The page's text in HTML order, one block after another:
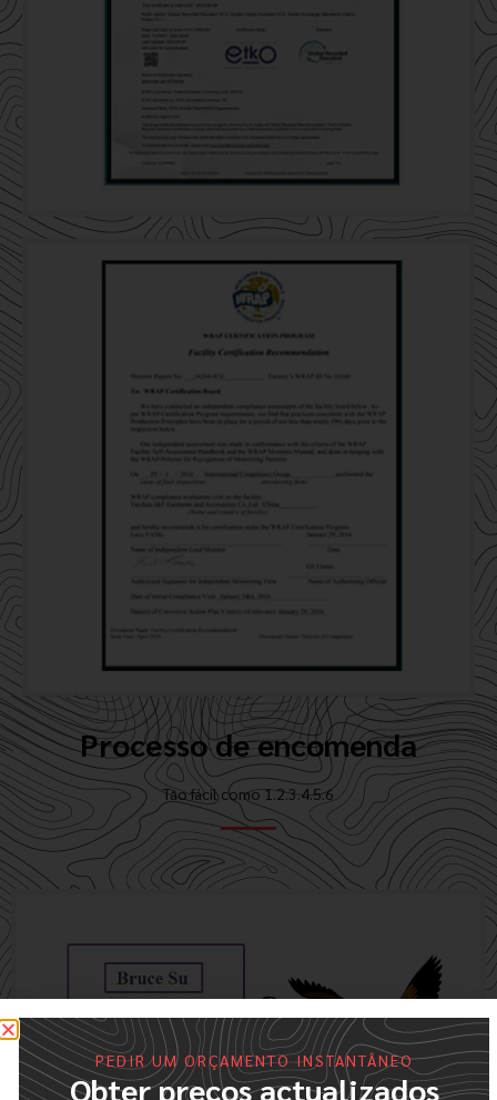
Processo de encomenda
Tão fácil como 1.2.3.4.5.6
PEDIR UM ORÇAMENTO INSTANTÂNEO
Obter preços actualizados